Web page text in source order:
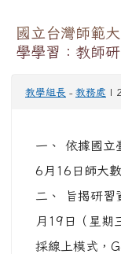
國立台灣師範
學學習：教師
教學組長 - 教務處 |
一、 依據國立
6月16日師大
二、 旨揭研習
月19日（星期
採線上模式，